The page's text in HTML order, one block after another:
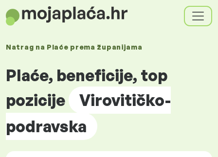
Natrag na Plaće prema županijama
Plaće, beneficije, top
pozicije
Virovitičko-
podravska